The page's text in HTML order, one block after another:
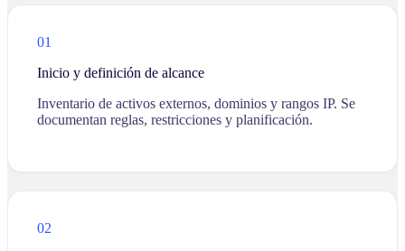
01
Inicio y definición de alcance
Inventario de activos externos, dominios y rangos IP. Se
documentan reglas, restricciones y planificación.
02